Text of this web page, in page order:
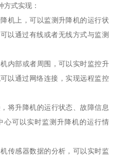
式实现：
机上，可以监测升降机的运行状
以通过有线或者无线方式与监测
内部或者周围，可以实时监控升
以通过网络连接，实现远程监控
将升降机的运行状态、故障信息
心可以实时监测升降机的运行情
传感器数据的分析，可以实时监